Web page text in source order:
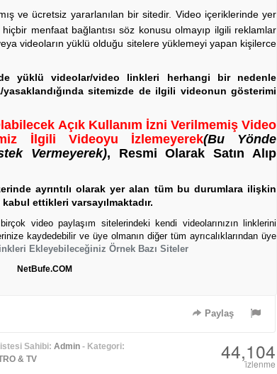
ve ücretsiz yararlanılan bir sitedir. Video içeriklerinde yer
menfaat bağlantısı söz konusu olmayıp ilgili reklamlar
videoların yüklü olduğu sitelere yüklemeyi yapan kişilerce
yüklü videolar/video linkleri herhangi bir nedenle
yasaklandığında sitemizde de ilgili videonun gösterimi
Açık Kullanım İzni Verilmemiş Video
İlgili Videoyu İzlemeyerek(Bu Yönde
Vermeyerek), Resmi Olarak Satın Alıp
ayrıntılı olarak yer alan tüm bu durumlara ilişkin
ettikleri varsayılmaktadır.
video paylaşım sitelerindeki kendi videolarınızın linklerini
kaydedebilir ve üye olmanın diğer tüm ayrıcalıklarından üye
Ekleyebileceğiniz Örnek Bazı Siteler
NetBufe.COM
Paylaş
Sahibi: Admin- Kategori:
& TV 44,104
i̇zlenme